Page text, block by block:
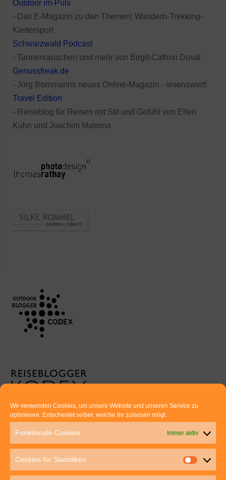
Wir verwenden Cookies, um unsere Website und unseren Service zu
optimieren. Entscheidet selber, welche ihr zulassen mögt.
Funktionale Cookies Immer aktiv
Cookies für Statistiken
Outdoor im-Puls
- Das E-Magazin zu den Themen: Wandern-Trekking-
Klettersport
Schwarzwald Podcast
- Tannenrauschen und mehr von Birgit-Cathrin Duval
Genussfreak.de
- Jörg Bornmanns neues Online-Magazin - lesenswert!
Travel Edition
- Reiseblog für Reisen mit Stil und Gefühl von Ellen
Kuhn und Joachim Materna
70563 Stuttgart